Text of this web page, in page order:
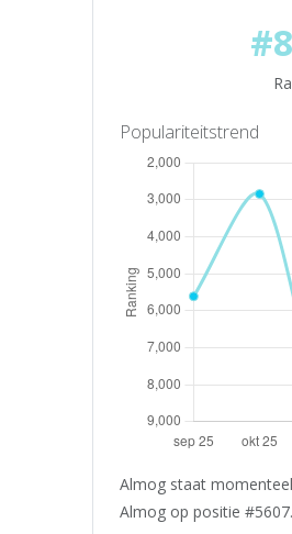
Populariteitstrend
Almog staat
Almog op positie